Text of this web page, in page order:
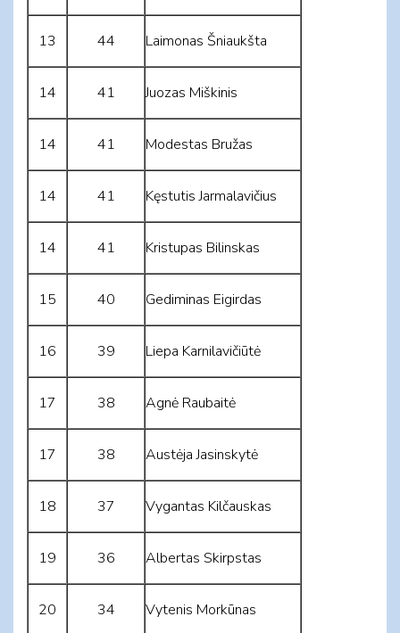
13 44 Laimonas Šniaukšta
14 41 Juozas Miškinis
14 41 Modestas Bružas
14 41 Kęstutis Jarmalavičius
14 41 Kristupas Bilinskas
15 40 Gediminas Eigirdas
16 39 Liepa Karnilavičiūtė
17 38 Agnė Raubaitė
17 38 Austėja Jasinskytė
18 37 Vygantas Kilčauskas
19 36 Albertas Skirpstas
20 34 Vytenis Morkūnas